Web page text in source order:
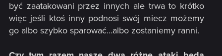
być zaatakowani przez innych ale trwa to krótko
więc jeśli ktoś inny podnosi swój miecz możemy
go albo szybko sparować…albo zostaniemy ranni.